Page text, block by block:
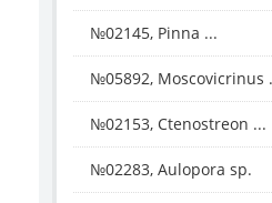
№02145, Pinna ...
№05892, Moscovicrinus
№02153, Ctenostreon ...
№02283, Aulopora sp.